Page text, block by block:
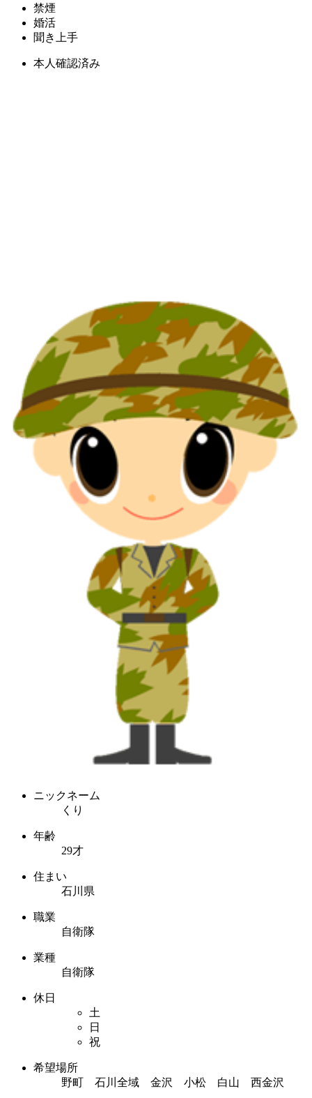
禁煙
婚活
聞き上手
本人確認済み
ニックネーム
くり
年齢
29才
住まい
石川県
職業
自衛隊
業種
自衛隊
休日
土
日
祝
希望場所
野町 石川全域 金沢 小松 白山 西金沢